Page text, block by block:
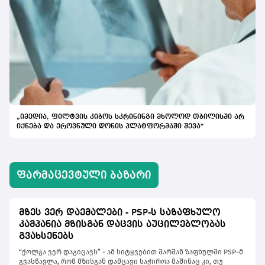
„იმედია, ფილტვის კიბოს სკრინინგი მხოლოდ თბილისში არ
იქნება და ეროვნული დონის პლატფორმაში შევა“
ᲤᲐᲠᲛᲐᲪᲔᲕᲢᲣᲚᲘ ᲑᲐᲖᲐᲠᲘ
მზეს ვერ დაემალები - PSP-ს საზაფხულო
კამპანია მზისგან დაცვის აუცილებლობას
გვახსენებს
“ქოლგა ვერ დაგიცავს” - ამ სიტყვებით შარშან ზაფხულში PSP-მ
გვასწავლა, რომ მზისგან დამცავი საჭიროა მაშინაც კი, თუ